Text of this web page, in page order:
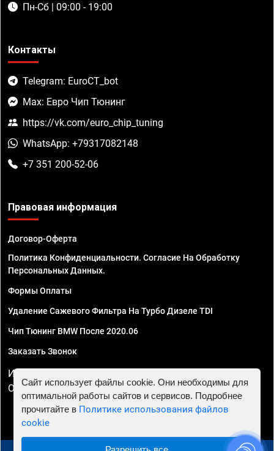
Пн-Сб | 09:00 - 19:00
Контакты
Telegram: EuroCT_bot
Max: Евро Чип Тюнинг
https://vk.com/euro_chip_tuning
WhatsApp: +79317082148
+7 351 200-52-06
Правовая информация
Договор-Оферта
Политика Конфиденциальности. Согласие На Обработку
Персональных Данных.
Формы Оплаты
Удаление Сажевого Фильтра На Турбо Дизеле TDI
Чип Тюнинг BMW После 2020.06
Заказать Звонок
ИП Смирнов Георгий Павлович. ИНН 781302555843,
ОГРНИП 324470400032610
Сайт использует файлы cookie. Они необходимы для
оптимальной работы сайтов и сервисов. Подробнее
прочитайте в Политике использования файлов
cookie